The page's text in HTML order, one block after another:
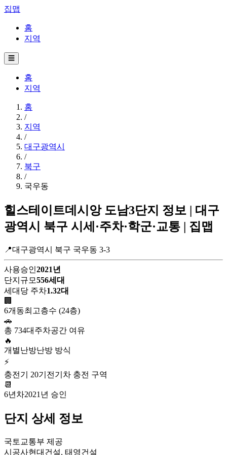
집맵
홈
지역
☰
홈
지역
홈
/
지역
/
대구광역시
/
북구
/
국우동
힐스테이트데시앙 도남3단지 정보 | 대구
광역시 북구 시세·주차·학군·교통 | 집맵
📍대구광역시 북구 국우동 3-3
사용승인2021년
단지규모556세대
세대당 주차1.32대
🏢
6개동최고층수 (24층)
🚗
총 734대 주차공간 여유
🔥
개별난방난방 방식
⚡
충전기 20기 전기차 충전 구역
📆
6년차2021년 승인
단지 상세 정보
국토교통부 제공
시공사현대건설, 태영건설